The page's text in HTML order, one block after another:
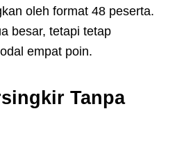
oleh format 48 peserta.
besar, tetapi tetap
empat poin.
Tanpa